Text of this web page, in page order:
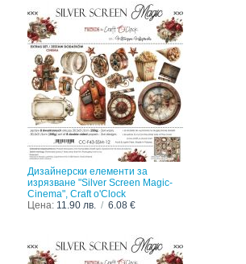
Дизайнерски елементи за
изрязване "Silver Screen Magic-
Cinema", Craft o'Clock
Цена: 11.90 лв. / 6.08 €